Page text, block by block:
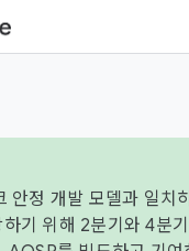
안정 개발 모델과 일치
기 위해 2분기와 4분